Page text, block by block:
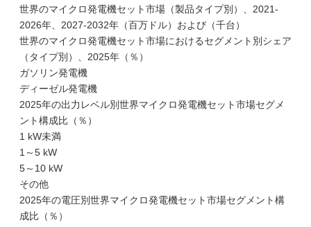
世界のマイクロ発電機セット市場（製品タイプ別）、2021-
2026年、2027-2032年（百万ドル）および（千台）
世界のマイクロ発電機セット市場におけるセグメント別シェア
（タイプ別）、2025年（％）
ガソリン発電機
ディーゼル発電機
2025年の出力レベル別世界マイクロ発電機セット市場セグメ
ント構成比（％）
1 kW未満
1～5 kW
5～10 kW
その他
2025年の電圧別世界マイクロ発電機セット市場セグメント構
成比（％）